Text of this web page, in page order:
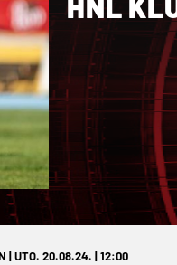
| UTO. 20.08.24. | 12:00